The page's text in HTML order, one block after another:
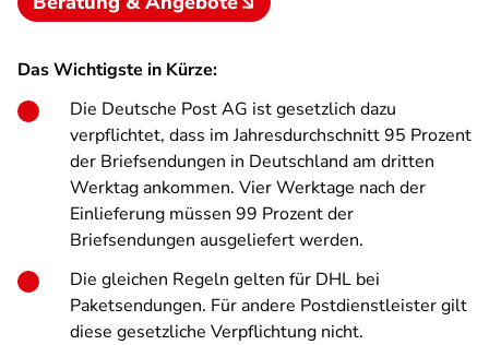
Das Wichtigste in Kürze:
Die Deutsche Post AG ist gesetzlich dazu
verpflichtet, dass im Jahresdurchschnitt 95 Prozent
der Briefsendungen in Deutschland am dritten
Werktag ankommen. Vier Werktage nach der
Einlieferung müssen 99 Prozent der
Briefsendungen ausgeliefert werden.
Die gleichen Regeln gelten für DHL bei
Paketsendungen. Für andere Postdienstleister gilt
diese gesetzliche Verpflichtung nicht.